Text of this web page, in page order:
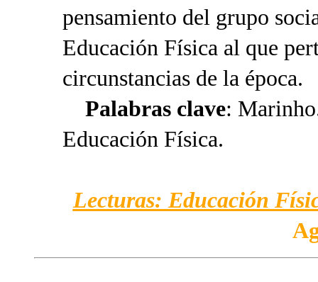
pensamiento del grupo
Educación Física al que
circunstancias de la época.
Palabras clave:
Educación Física.
Lecturas: Educación